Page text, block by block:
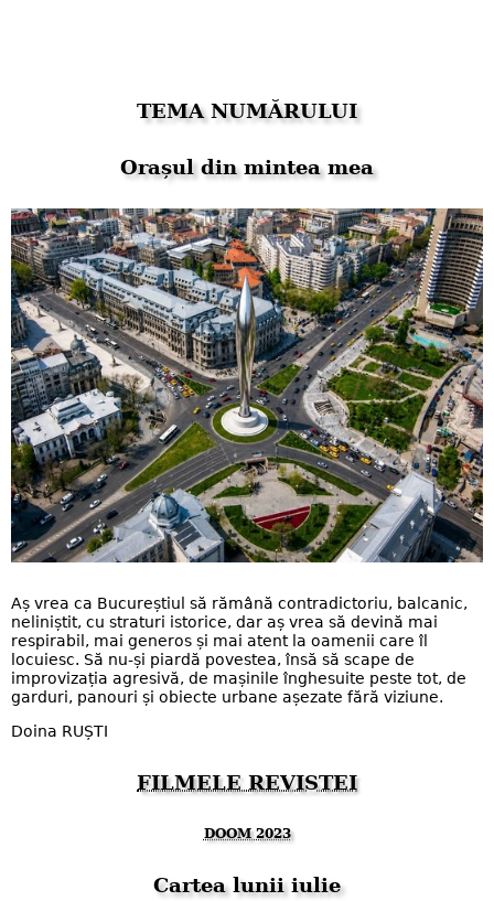
TEMA NUMĂRULUI
Orașul din mintea mea
Aș vrea ca Bucureștiul să rămână contradictoriu, balcanic,
neliniștit, cu straturi istorice, dar aș vrea să devină mai
respirabil, mai generos și mai atent la oamenii care îl
locuiesc. Să nu-și piardă povestea, însă să scape de
improvizația agresivă, de mașinile înghesuite peste tot, de
garduri, panouri și obiecte urbane așezate fără viziune.
Doina RUȘTI
FILMELE REVISTEI
DOOM 2023
Cartea lunii iulie